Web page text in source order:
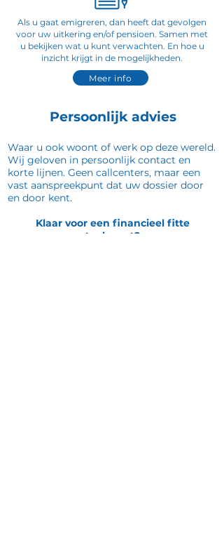
Als u gaat emigreren, dan heeft dat gevolgen
voor uw uitkering en/of pensioen. Samen met
u bekijken wat u kunt verwachten. En hoe u
inzicht krijgt in de mogelijkheden.
Meer info
Persoonlijk advies
Waar u ook woont of werk op deze wereld.
Wij geloven in persoonlijk contact en
korte lijnen. Geen callcenters, maar een
vast aanspreekpunt dat uw dossier door
en door kent.
Klaar voor een financieel fitte
toekomst?